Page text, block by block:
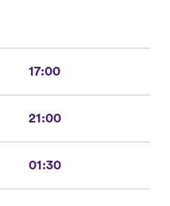
17:00
21:00
01:30